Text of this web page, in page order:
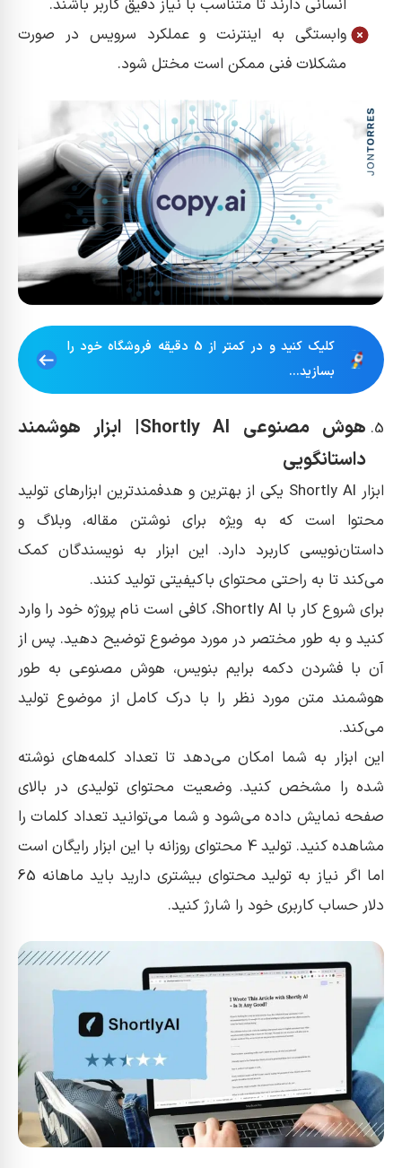
انسانی دارند تا متناسب با نیاز دقیق کاربر باشند.
وابستگی به اینترنت و عملکرد سرویس در صورت
مشکلات فنی ممکن است مختل شود.
کلیک کنید و در کمتر از 5 دقیقه فروشگاه خود را
بسازید...
هوش مصنوعی Shortly AI| ابزار هوشمند
داستانگویی
ابزار Shortly AI یکی از بهترین و هدفمندترین ابزارهای تولید
محتوا است که به ویژه برای نوشتن مقاله، وبلاگ و
داستان‌نویسی کاربرد دارد. این ابزار به نویسندگان کمک
می‌کند تا به راحتی محتوای باکیفیتی تولید کنند.
برای شروع کار با Shortly AI، کافی است نام پروژه خود را وارد
کنید و به طور مختصر در مورد موضوع توضیح دهید. پس از
آن با فشردن دکمه برایم بنویس، هوش مصنوعی به طور
هوشمند متن مورد نظر را با درک کامل از موضوع تولید
می‌کند.
این ابزار به شما امکان می‌دهد تا تعداد کلمه‌های نوشته
شده را مشخص کنید. وضعیت محتوای تولیدی در بالای
صفحه نمایش داده می‌شود و شما می‌توانید تعداد کلمات را
مشاهده کنید. تولید 4 محتوای روزانه با این ابزار رایگان است
اما اگر نیاز به تولید محتوای بیشتری دارید باید ماهانه 65
دلار حساب کاربری خود را شارژ کنید.